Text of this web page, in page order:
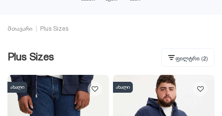
მთავარი Plus Sizes
Plus Sizes ფილტრი(2)
ახალი ახალი